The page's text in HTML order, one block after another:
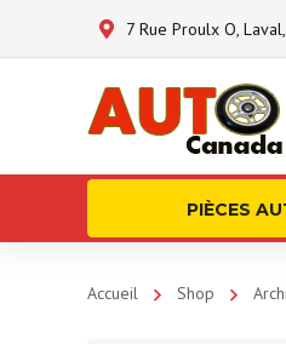
7 Rue Proulx O,
PIÈCES
Accueil Shop